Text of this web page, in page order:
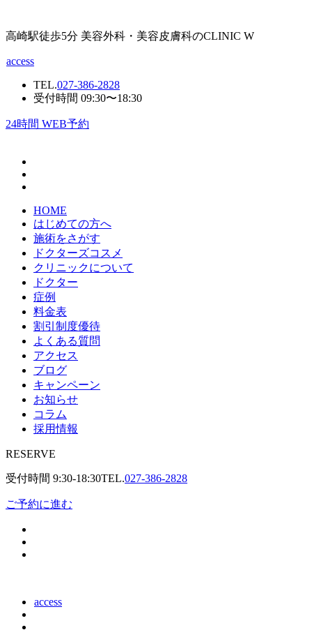
高崎駅徒歩5分 美容外科・美容皮膚科のCLINIC W
access
TEL.027-386-2828
受付時間 09:30〜18:30
24時間 WEB予約
HOME
はじめての方へ
施術をさがす
ドクターズコスメ
クリニックについて
ドクター
症例
料金表
割引制度優待
よくある質問
アクセス
ブログ
キャンペーン
お知らせ
コラム
採用情報
RESERVE
受付時間 9:30-18:30TEL.027-386-2828
ご予約に進む
access